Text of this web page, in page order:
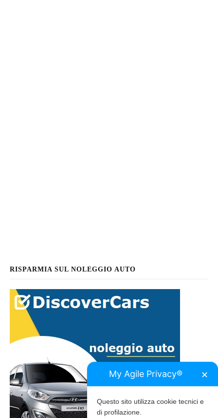
RISPARMIA SUL NOLEGGIO AUTO
My Agile Privacy® ✕
Questo sito utilizza cookie tecnici e
di profilazione.